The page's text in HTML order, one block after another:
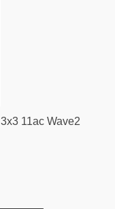
11ac Wave2